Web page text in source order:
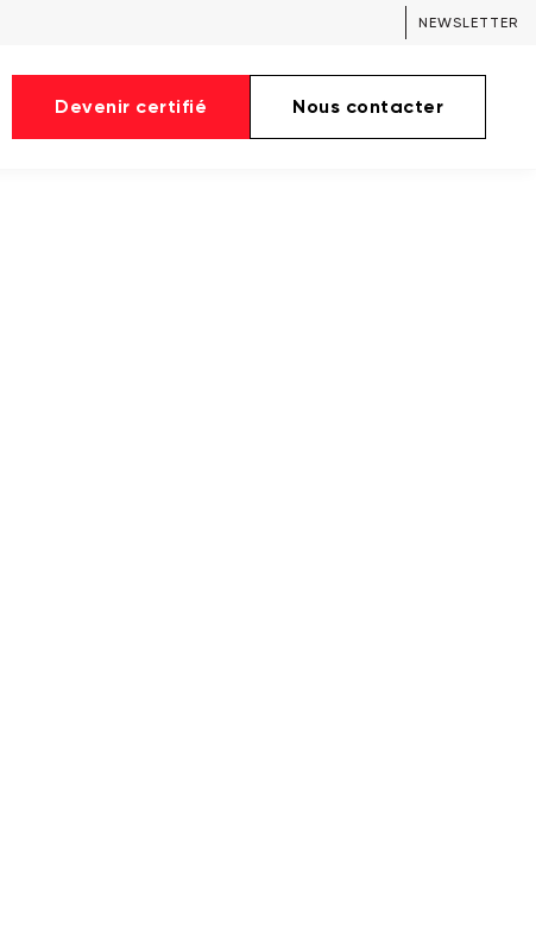
NEWSLETTER
Devenir certifié Nous contacter